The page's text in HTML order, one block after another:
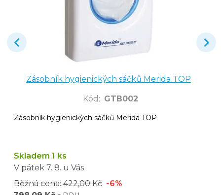
Zásobník hygienických sáčků Merida TOP
Kód : GTB002
Zásobník hygienických sáčků Merida TOP
Skladem 1 ks
V pátek 7. 8. u Vás
Běžná cena: 422,00 Kč -6%